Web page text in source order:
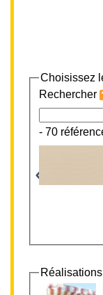
Choisissez
Rechercher
- 70
‹